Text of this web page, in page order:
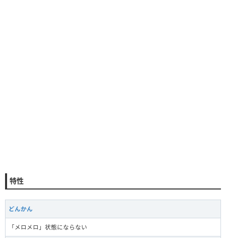
特性
どんかん
「メロメロ」状態にならない